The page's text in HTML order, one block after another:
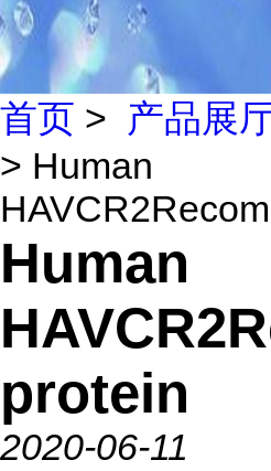
首页 > 产品展
> Human
Human
protein
2020-06-11